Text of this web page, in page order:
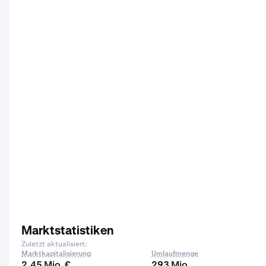
Marktstatistiken
Zuletzt aktualisiert:
Marktkapitalisierung
Umlaufmenge